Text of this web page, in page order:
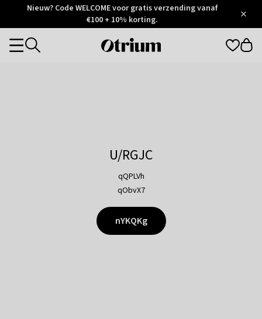
Otrium
Trustpilot
Nieuw? Code WELCOME voor gratis verzending vanaf
€100 + 10% korting.
Otrium
Categories
U/RGJC
qQPLVh
qObvX7
nYKQKg